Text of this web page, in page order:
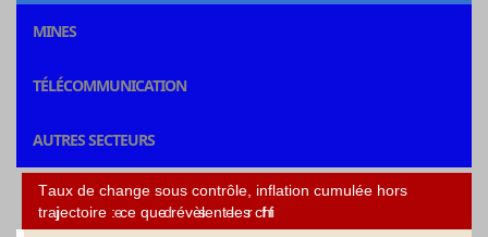
MINES
TÉLÉCOMMUNICATION
AUTRES SECTEURS